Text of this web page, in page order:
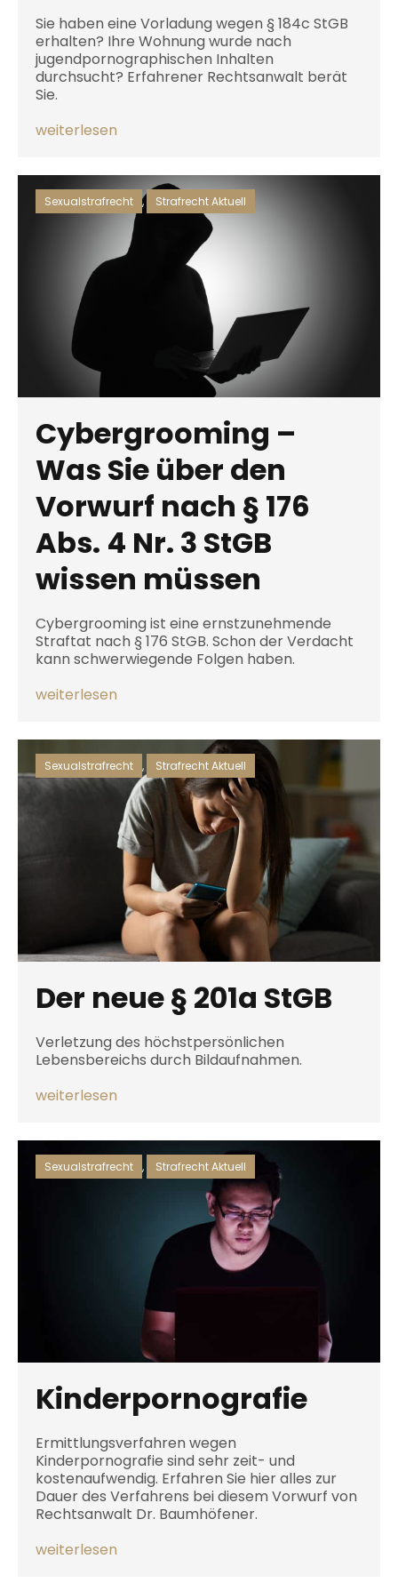
Sie haben eine Vorladung wegen § 184c StGB
erhalten? Ihre Wohnung wurde nach
jugendpornographischen Inhalten
durchsucht? Erfahrener Rechtsanwalt berät
Sie.
weiterlesen
Cybergrooming –
Was Sie über den
Vorwurf nach § 176
Abs. 4 Nr. 3 StGB
wissen müssen
Cybergrooming ist eine ernstzunehmende
Straftat nach § 176 StGB. Schon der Verdacht
kann schwerwiegende Folgen haben.
weiterlesen
Sexualstrafrecht , Strafrecht Aktuell
Der neue § 201a StGB
Verletzung des höchstpersönlichen
Lebensbereichs durch Bildaufnahmen.
weiterlesen
Sexualstrafrecht , Strafrecht Aktuell
Kinderpornografie
Ermittlungsverfahren wegen
Kinderpornografie sind sehr zeit- und
kostenaufwendig. Erfahren Sie hier alles zur
Dauer des Verfahrens bei diesem Vorwurf von
Rechtsanwalt Dr. Baumhöfener.
weiterlesen
Sexualstrafrecht , Strafrecht Aktuell